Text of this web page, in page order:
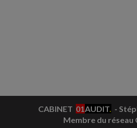
CABINET 01 AUDIT. -
Membre du réseau